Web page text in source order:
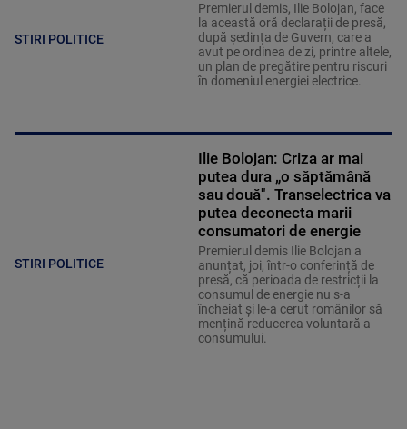
STIRI POLITICE
Premierul demis, Ilie Bolojan, face
la această oră declarații de presă,
după ședința de Guvern, care a
avut pe ordinea de zi, printre altele,
un plan de pregătire pentru riscuri
în domeniul energiei electrice.
STIRI POLITICE
Ilie Bolojan: Criza ar mai
putea dura „o săptămână
sau două". Transelectrica va
putea deconecta marii
consumatori de energie
Premierul demis Ilie Bolojan a
anunțat, joi, într-o conferință de
presă, că perioada de restricții la
consumul de energie nu s-a
încheiat și le-a cerut românilor să
mențină reducerea voluntară a
consumului.